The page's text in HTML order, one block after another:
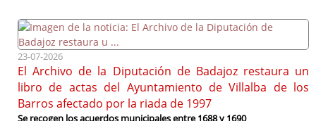
23-07-2026
El Archivo de la Diputación de Badajoz restaura un
libro de actas del Ayuntamiento de Villalba de los
Barros afectado por la riada de 1997
Se recogen los acuerdos municipales entre 1688 y 1690